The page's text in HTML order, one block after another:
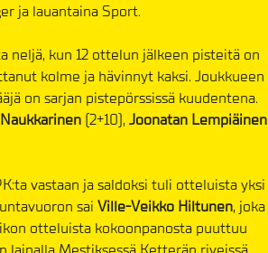
ja lauantaina Sport.
neljä, kun 12 ottelun jälkeen pisteitä on
kolme ja hävinnyt kaksi. Joukkueen
on sarjan pistepörssissä kuudentena.
(2+10), Joonatan Lempiäinen
vastaan ja saldoksi tuli otteluista yksi
sai Ville-Veikko Hiltunen, joka
otteluista kokoonpanosta puuttuu